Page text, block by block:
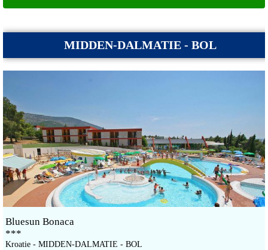
MIDDEN-DALMATIE - BOL
Bluesun Bonaca
***
Kroatie - MIDDEN-DALMATIE - BOL